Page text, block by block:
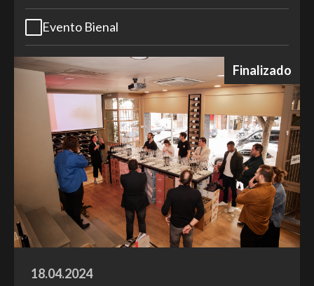
Evento Bienal
Finalizado
18.04.2024